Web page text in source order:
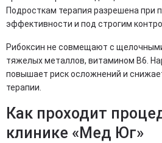
Подросткам терапия разрешена при
эффективности и под строгим
Рибоксин не совмещают с
тяжелых металлов, витамином B6.
повышает риск осложнений и
терапии.
Как проходит
клинике «Мед Юг»